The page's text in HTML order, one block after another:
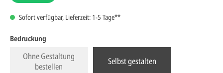
Sofort verfügbar, Lieferzeit: 1-5 Tage**
Bedruckung
Ohne Gestaltung
bestellen
Selbst gestalten